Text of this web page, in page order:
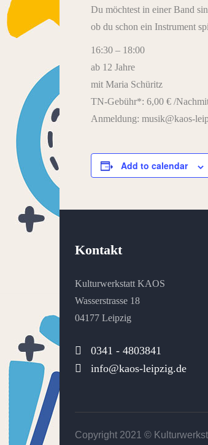
Du möchtest in einer Band
ob du schon ein Instrument
16:30 – 18:00
ab 12 Jahre
mit Maria Schüritz
TN-Gebühr*: 6,00 € /
Anmeldung: musik@kaos-
Add to calendar
Kontakt
Kulturwerkstatt KAOS
Wasserstrasse 18
04177 Leipzig
0341 - 4803841
info@kaos-leipzig.de
Copyright 2021 ©